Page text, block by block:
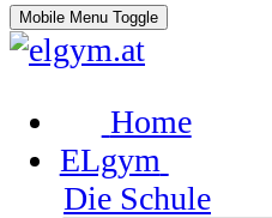
Mobile Menu Toggle
Home
ELgym
Die Schule